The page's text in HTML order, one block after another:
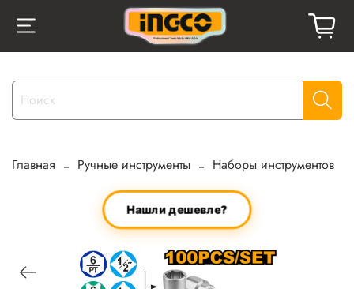
Главная Ручные инструменты Наборы инструментов
Нашли дешевле?